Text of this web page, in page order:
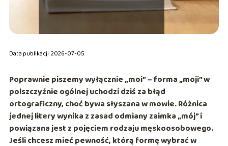
Data publikacji: 2026-07-05
Poprawnie piszemy wyłącznie„moi”– forma„moji”w
polszczyźnie ogólnej uchodzi dziś za błąd
ortograficzny, choć bywa słyszana w mowie. Różnica
jednej litery wynika z zasad odmiany zaimka„mój”i
powiązana jest z pojęciem rodzaju męskoosobowego.
Jeśli chcesz mieć pewność, którą formę wybrać w